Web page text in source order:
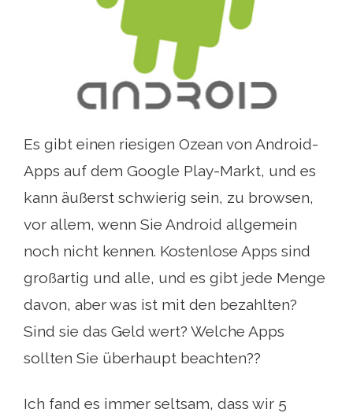
Es gibt einen riesigen Ozean von Android-
Apps auf dem Google Play-Markt, und es
kann äußerst schwierig sein, zu browsen,
vor allem, wenn Sie Android allgemein
noch nicht kennen. Kostenlose Apps sind
großartig und alle, und es gibt jede Menge
davon, aber was ist mit den bezahlten?
Sind sie das Geld wert? Welche Apps
sollten Sie überhaupt beachten??
Ich fand es immer seltsam, dass wir 5